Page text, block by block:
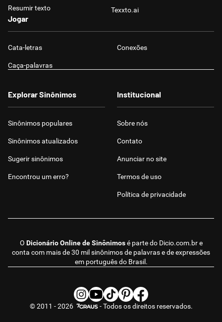
Resumir texto Texxto.ai
Jogar
Cata-letras Conexões
Caça-palavras
O Dicionário Online de Sinônimosé parte do Dicio.com.bre
conta com mais de 30 mil sinônimos de palavras e de expressões
em português do Brasil.
Explorar Sinônimos
Sinônimos populares
Sinônimos atualizados
Sugerir sinônimos
Encontrou um erro?
Institucional
Sobre nós
Contato
Anunciar no site
Termos de uso
Política de privacidade
© 2011 - 2026 - Todos os direitos reservados.